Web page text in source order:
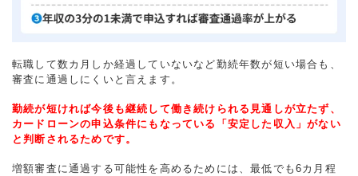
転職して数カ月しか経過していないなど勤続年数が短い場合も、
審査に通過しにくいと言えます。
勤続が短ければ今後も継続して働き続けられる見通しが立たず、
カードローンの申込条件にもなっている「安定した収入」がない
と判断されるためです。
増額審査に通過する可能性を高めるためには、最低でも6カ月程